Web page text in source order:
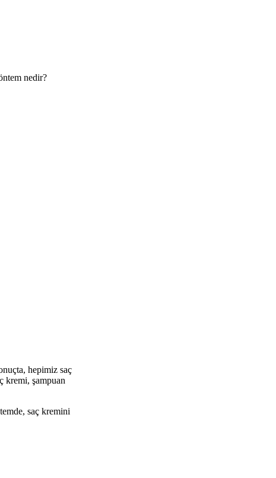
nedir?
hepimiz saç
kremi, şampuan
saç kremini